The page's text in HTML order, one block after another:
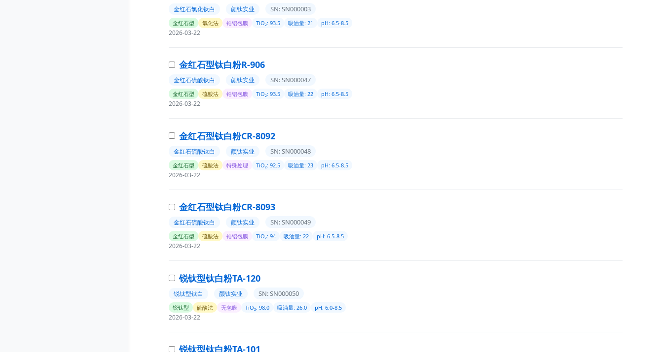
金红石氯化钛白 颜钛实业 SN: SN000003
金红石型 氯化法 锆铝包膜 TiO₂: 93.5 吸油量: 21 pH: 6.5-8.5
2026-03-22
金红石型钛白粉R-906
金红石硫酸钛白 颜钛实业 SN: SN000047
金红石型 硫酸法 锆铝包膜 TiO₂: 93.5 吸油量: 22 pH: 6.5-8.5
2026-03-22
金红石型钛白粉CR-8092
金红石硫酸钛白 颜钛实业 SN: SN000048
金红石型 硫酸法 特殊处理 TiO₂: 92.5 吸油量: 23 pH: 6.5-8.5
2026-03-22
金红石型钛白粉CR-8093
金红石硫酸钛白 颜钛实业 SN: SN000049
金红石型 硫酸法 锆铝包膜 TiO₂: 94 吸油量: 22 pH: 6.5-8.5
2026-03-22
锐钛型钛白粉TA-120
锐钛型钛白 颜钛实业 SN: SN000050
锐钛型 硫酸法 无包膜 TiO₂: 98.0 吸油量: 26.0 pH: 6.0-8.5
2026-03-22
锐钛型钛白粉TA-101